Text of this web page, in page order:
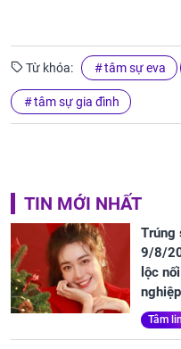
Từ khóa: tâm sự eva
tâm sự gia đình
TIN MỚI NHẤT
Trúng
9/8/
lộc
Tâm